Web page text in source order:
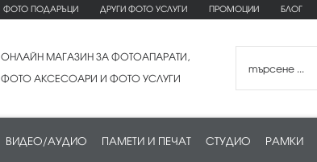
ФОТО ПОДАРЪЦИ ДРУГИ ФОТО УСЛУГИ ПРОМОЦИИ БЛОГ
ОНЛАЙН МАГАЗИН ЗА ФОТОАПАРАТИ,
ФОТО АКСЕСОАРИ И ФОТО УСЛУГИ
ВИДЕО/АУДИО ПАМЕТИ И ПЕЧАТ СТУДИО РАМКИ